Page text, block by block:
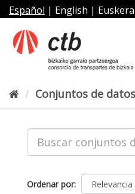
al
contenido
Español | English | Euskera
Conjuntos de datos
Ordenar por